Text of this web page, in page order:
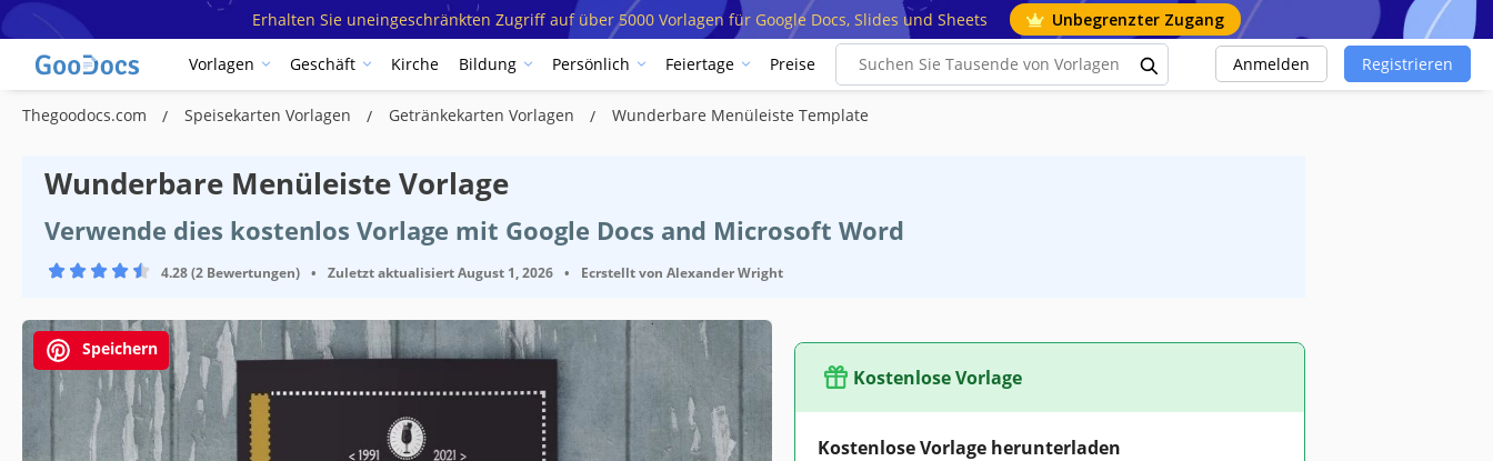
Erhalten Sie uneingeschränkten Zugriff auf über 5000 Vorlagen für Google Docs, Slides und Sheets Unbegrenzter Zugang
Vorlagen Geschäft Kirche Bildung Persönlich Feiertage Preise Anmelden Registrieren
Thegoodocs.com Speisekarten Vorlagen Getränkekarten Vorlagen Wunderbare Menüleiste Template
Wunderbare Menüleiste Vorlage
Verwende dies kostenlos Vorlage mit Google Docs and Microsoft Word
4.28 (2 Bewertungen) • Zuletzt aktualisiertAugust 1, 2026 • Ecrstellt von Alexander Wright
Speichern
Kostenlose Vorlage
Kostenlose Vorlage herunterladen